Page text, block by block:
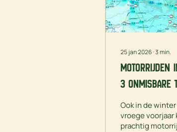
25 jan 2026∙3min.
Motorrijden
3 onmisbare
Ook in de
vroege voorjaar
prachtig